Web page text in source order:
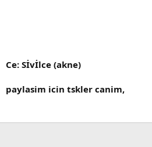
Ce: Sİvİlce (akne)
paylasim icin tskler canim,